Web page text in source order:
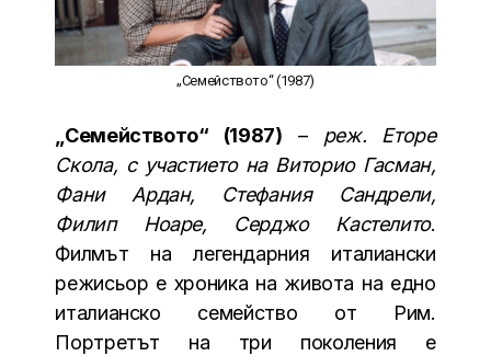
„Семейството“ (1987)
„Семейството“ (1987) – реж. Еторе
Скола, с участието на Виторио Гасман,
Фани Ардан, Стефания Сандрели,
Филип Ноаре, Серджо Кастелито.
Филмът на легендарния италиански
режисьор е хроника на живота на едно
италианско семейство от Рим.
Портретът на три поколения е